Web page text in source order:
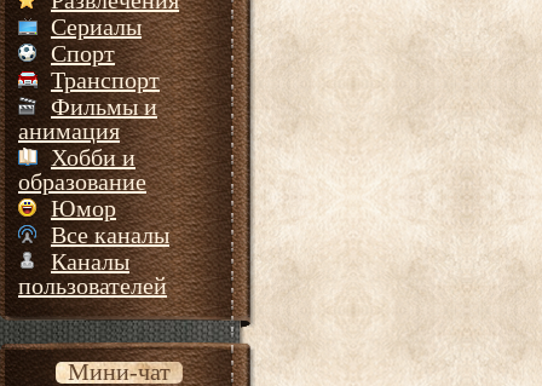
Сериалы
Спорт
Транспорт
Фильмы и
анимация
Хобби и
образование
Юмор
Все каналы
Каналы
пользователей
Мини-чат